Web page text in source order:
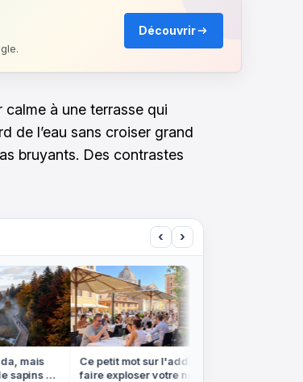
Découvrir
calme à une terrasse qui
de l’eau sans croiser grand
bruyants. Des contrastes
‹ ›
mais
est
Ce petit mot sur l'addition peut
faire exploser votre note au